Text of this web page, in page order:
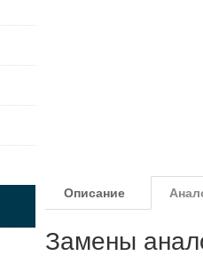
Описание
Замены